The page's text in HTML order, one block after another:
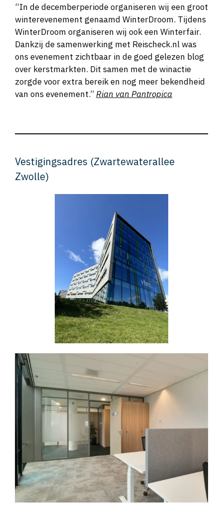
“In de decemberperiode organiseren wij een groot
winterevenement genaamd WinterDroom. Tijdens
WinterDroom organiseren wij ook een Winterfair.
Dankzij de samenwerking met Reischeck.nl was
ons evenement zichtbaar in de goed gelezen blog
over kerstmarkten. Dit samen met de winactie
zorgde voor extra bereik en nog meer bekendheid
van ons evenement.”Rian van Pantropica
Vestigingsadres (Zwartewaterallee
Zwolle)